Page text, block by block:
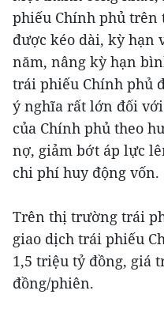
phiếu Chính phủ
được kéo dài, kỳ hạn
năm, nâng kỳ hạn
trái phiếu Chính phủ
ý nghĩa rất lớn đối
của Chính phủ theo
nợ, giảm bớt áp lực
chi phí huy động vốn.
Trên thị trường trái
giao dịch trái phiếu
1,5 triệu tỷ đồng, giá
đồng/phiên.